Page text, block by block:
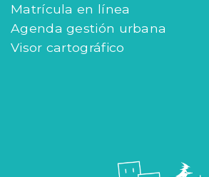
Matrícula en línea
Agenda gestión urbana
Visor cartográfico